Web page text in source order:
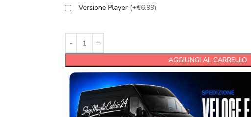
Versione Player (+€6.99)
AGGIUNGI AL CARRELLO